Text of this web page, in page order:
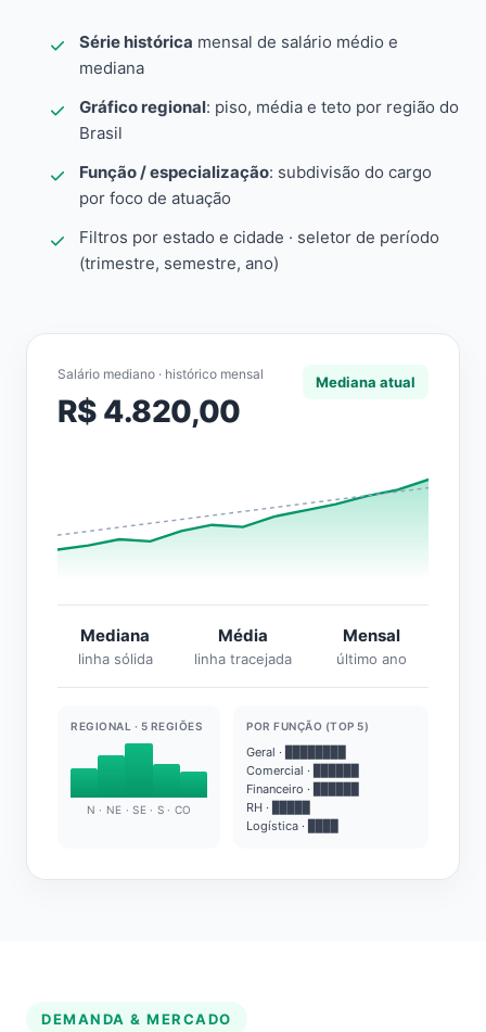
Série histórica mensal de salário médio e
mediana
Gráfico regional: piso, média e teto por região do
Brasil
Função / especialização: subdivisão do cargo
por foco de atuação
Filtros por estado e cidade · seletor de período
(trimestre, semestre, ano)
Salário mediano · histórico mensal
R$ 4.820,00
Mediana atual
Mediana
linha sólida
Média
linha tracejada
Mensal
último ano
REGIONAL · 5 REGIÕES
N · NE · SE · S · CO
POR FUNÇÃO (TOP 5)
Geral · ████████
Comercial · ██████
Financeiro · ██████
RH · █████
Logística · ████
DEMANDA & MERCADO